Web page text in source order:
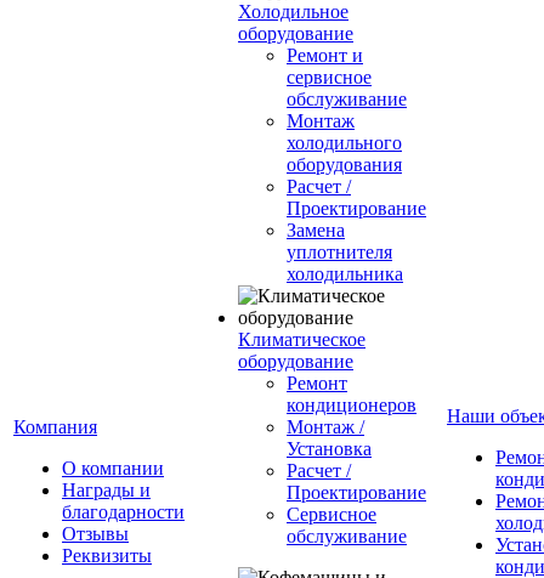
Компания
О компании
Награды и
благодарности
Отзывы
Реквизиты
Холодильное
оборудование
Ремонт и
сервисное
обслуживание
Монтаж
холодильного
оборудования
Расчет /
Проектирование
Замена
уплотнителя
холодильника
Климатическое
оборудование
Ремонт
кондиционеров
Монтаж /
Установка
Расчет /
Проектирование
Сервисное
обслуживание
Наши